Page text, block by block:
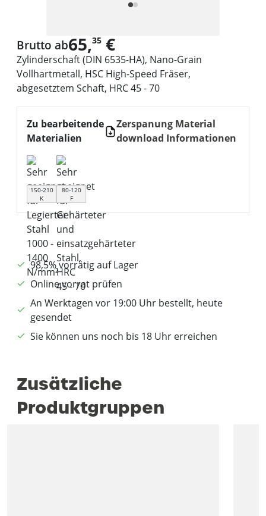
Brutto ab65,35 €
Zylinderschaft (DIN 6535-HA), Nano-Grain
Vollhartmetall, HSC High-Speed Fräser,
abgesetztem Schaft, HRC 45 - 70
Zu bearbeitende
Materialien
Zerspanung Material
download Informationen
150-210
K
80-120
F
98,5% vorrätig auf Lager
Online vorrat prüfen
An Werktagen vor 19:00 Uhr bestellt, heute
gesendet
Sie können uns noch bis 18 Uhr erreichen
Zusätzliche
Produktgruppen